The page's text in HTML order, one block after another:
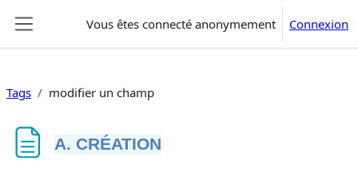
Vous êtes connecté anonymement Connexion
Tags modifier un champ
A. CRÉATION